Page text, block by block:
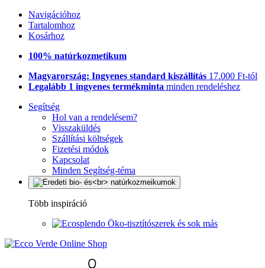
Navigációhoz
Tartalomhoz
Kosárhoz
100% natúrkozmetikum
Magyarország: Ingyenes standard kiszállítás 17.000 Ft-tól
Legalább 1 ingyenes termékminta minden rendeléshez
Segítség
Hol van a rendelésem?
Visszaküldés
Szállítási költségek
Fizetési módok
Kapcsolat
Minden Segítség-téma
Több inspiráció
Öko-tisztítószerek és sok más